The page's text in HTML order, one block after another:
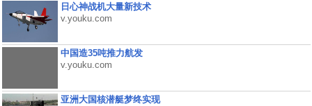
日心神战机大量新技术
v.youku.com
中国造35吨推力航发
v.youku.com
亚洲大国核潜艇梦终实现